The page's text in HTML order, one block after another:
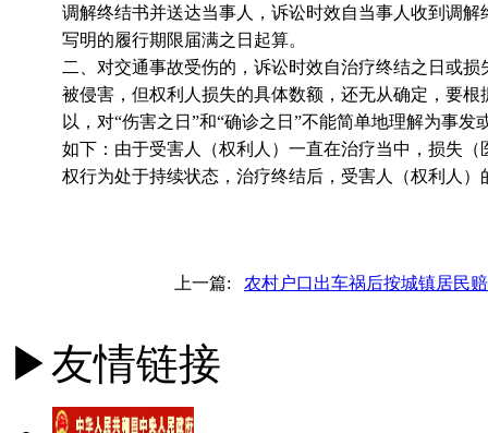
调解终结书并送达当事人，诉讼时效自当事人收到调
写明的履行期限届满之日起算。
二、对交通事故受伤的，诉讼时效自治疗终结之日或
被侵害，但权利人损失的具体数额，还无从确定，要
以，对“伤害之日”和“确诊之日”不能简单地理解为事
如下：由于受害人（权利人）一直在治疗当中，损失
权行为处于持续状态，治疗终结后，受害人（权利人
上一篇: 农村户口出车祸后按城镇居民
▶友情链接